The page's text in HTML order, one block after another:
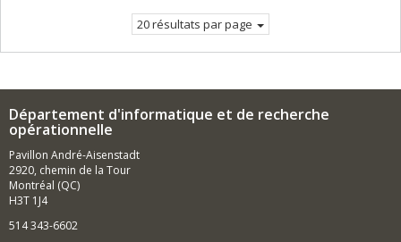
20 résultats par page
Département d'informatique et de recherche
opérationnelle
Pavillon André-Aisenstadt
2920, chemin de la Tour
Montréal (QC)
H3T 1J4
514 343-6602